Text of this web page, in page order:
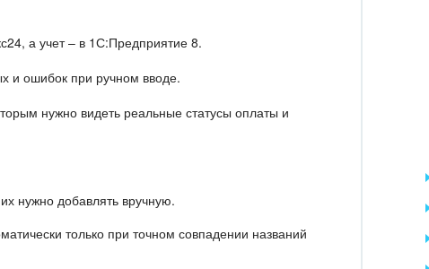
а учет – в 1С:Предприятие 8.
и ошибок при ручном вводе.
нужно видеть реальные статусы оплаты и
нужно добавлять вручную.
только при точном совпадении названий